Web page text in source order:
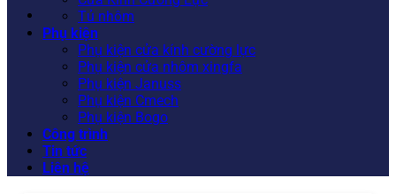
Tủ nhôm
Phụ kiện
Phụ kiện cửa kính cường lực
Phụ kiện cửa nhôm xingfa
Phụ kiện Januss
Phụ kiện Cmech
Phụ kiện Bogo
Công trình
Tin tức
Liên hệ